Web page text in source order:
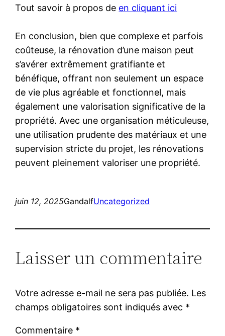
Tout savoir à propos de en cliquant ici
En conclusion, bien que complexe et parfois
coûteuse, la rénovation d’une maison peut
s’avérer extrêmement gratifiante et
bénéfique, offrant non seulement un espace
de vie plus agréable et fonctionnel, mais
également une valorisation significative de la
propriété. Avec une organisation méticuleuse,
une utilisation prudente des matériaux et une
supervision stricte du projet, les rénovations
peuvent pleinement valoriser une propriété.
juin 12, 2025GandalfUncategorized
Laisser un commentaire
Votre adresse e-mail ne sera pas publiée. Les
champs obligatoires sont indiqués avec *
Commentaire *